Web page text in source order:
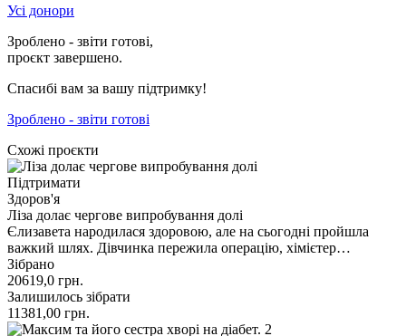
Усі донори
Зроблено - звіти готові,
проєкт завершено.
Спасибі вам за вашу підтримку!
Зроблено - звіти готові
Схожі проєкти
Підтримати
Здоров'я
Ліза долає чергове випробування долі
Єлизавета народилася здоровою, але на сьогодні пройшла
важкий шлях. Дівчинка пережила операцію, хімієтер…
Зібрано
20619,0 грн.
Залишилось зібрати
11381,00 грн.